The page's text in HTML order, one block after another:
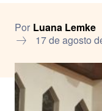
Por Luana Lemke
17 de agosto